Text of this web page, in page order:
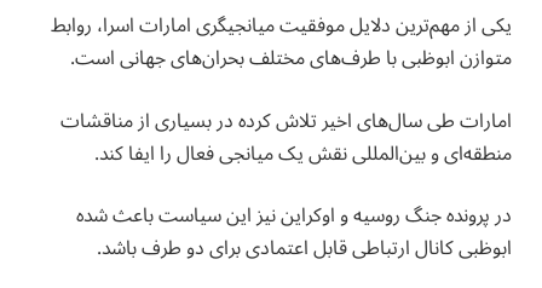
یکی از مهم‌ترین دلایل موفقیت میانجیگری امارات اسرا، روابط
متوازن ابوظبی با طرف‌های مختلف بحران‌های جهانی است.
امارات طی سال‌های اخیر تلاش کرده در بسیاری از مناقشات
منطقه‌ای و بین‌المللی نقش یک میانجی فعال را ایفا کند.
در پرونده جنگ روسیه و اوکراین نیز این سیاست باعث شده
ابوظبی کانال ارتباطی قابل اعتمادی برای دو طرف باشد.